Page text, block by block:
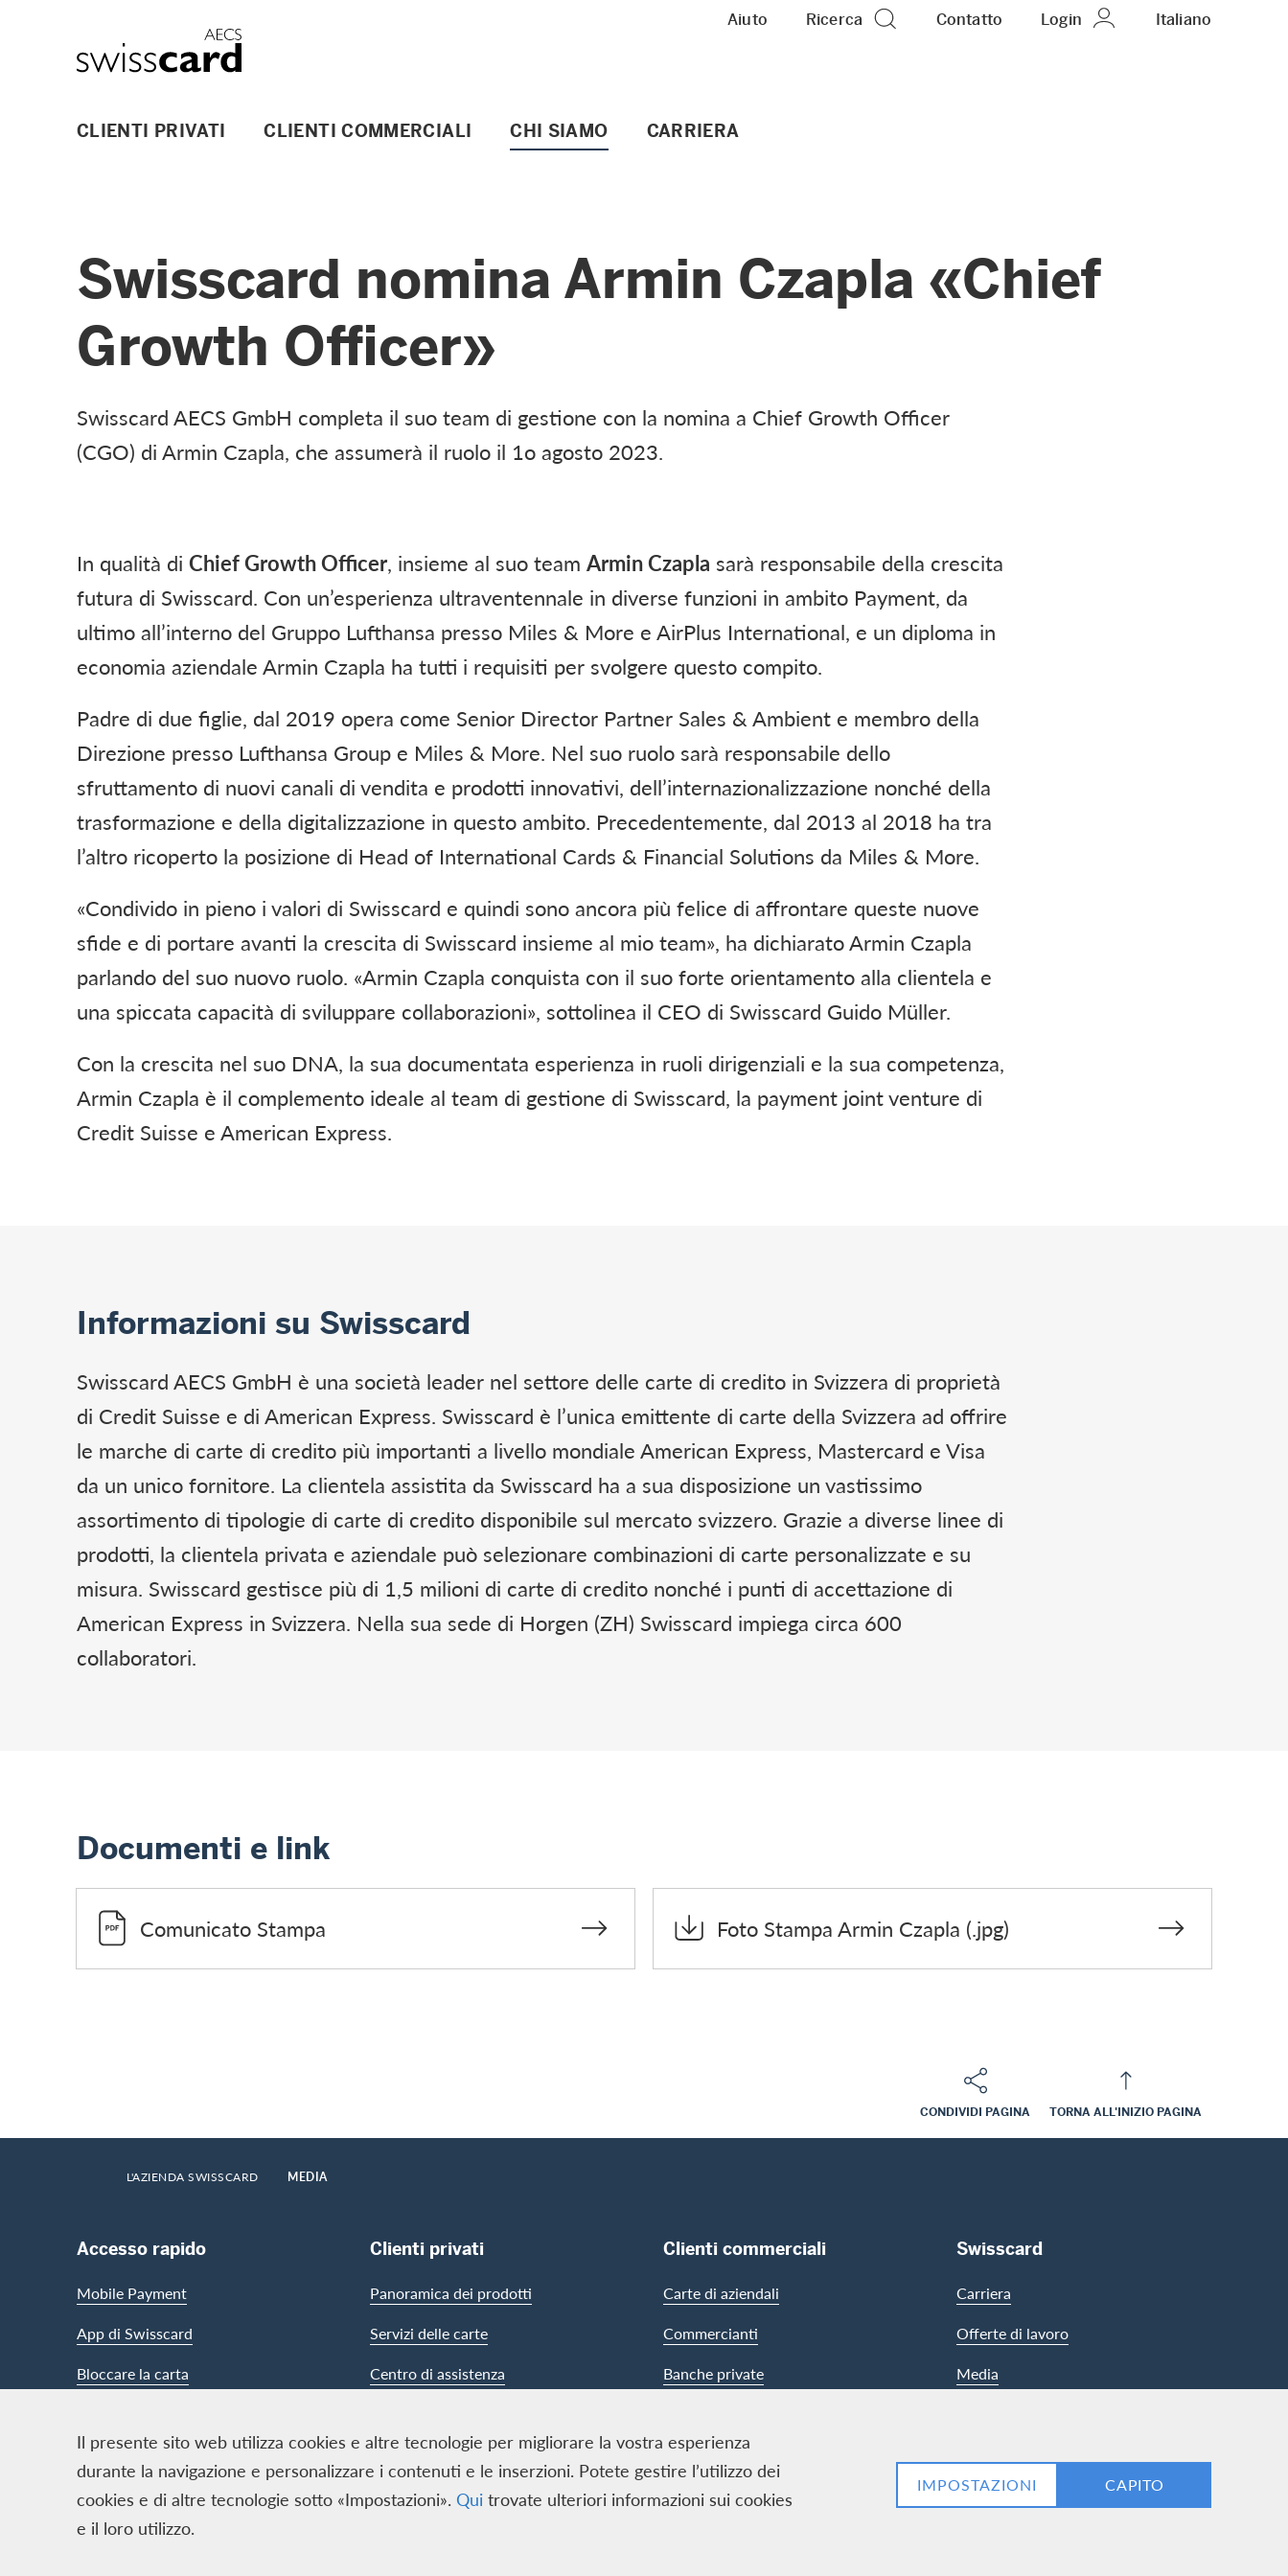
Il presente sito web utilizza cookies e altre tecnologie per migliorare la vostra esperienza
durante la navigazione e personalizzare i contenuti e le inserzioni. Potete gestire l’utilizzo dei
cookies e di altre tecnologie sotto «Impostazioni». Qui trovate ulteriori informazioni sui cookies
e il loro utilizzo.
IMPOSTAZIONI CAPITO
Aiuto Ricerca Contatto Login IT
Italiano
Navigazione principale
CLIENTI PRIVATI CLIENTI COMMERCIALI CHI SIAMO CARRIERA
Swisscard nomina Armin Czapla «Chief
Growth Officer»
Swisscard AECS GmbH completa il suo team di gestione con la nomina a Chief Growth Officer
(CGO) di Armin Czapla, che assumerà il ruolo il 1o agosto 2023.
In qualità di Chief Growth Officer, insieme al suo team Armin Czapla sarà responsabile della crescita
futura di Swisscard. Con un’esperienza ultraventennale in diverse funzioni in ambito Payment, da
ultimo all’interno del Gruppo Lufthansa presso Miles & More e AirPlus International, e un diploma in
economia aziendale Armin Czapla ha tutti i requisiti per svolgere questo compito.
Padre di due figlie, dal 2019 opera come Senior Director Partner Sales & Ambient e membro della
Direzione presso Lufthansa Group e Miles & More. Nel suo ruolo sarà responsabile dello
sfruttamento di nuovi canali di vendita e prodotti innovativi, dell’internazionalizzazione nonché della
trasformazione e della digitalizzazione in questo ambito. Precedentemente, dal 2013 al 2018 ha tra
l’altro ricoperto la posizione di Head of International Cards & Financial Solutions da Miles & More.
«Condivido in pieno i valori di Swisscard e quindi sono ancora più felice di affrontare queste nuove
sfide e di portare avanti la crescita di Swisscard insieme al mio team», ha dichiarato Armin Czapla
parlando del suo nuovo ruolo. «Armin Czapla conquista con il suo forte orientamento alla clientela e
una spiccata capacità di sviluppare collaborazioni», sottolinea il CEO di Swisscard Guido Müller.
Con la crescita nel suo DNA, la sua documentata esperienza in ruoli dirigenziali e la sua competenza,
Armin Czapla è il complemento ideale al team di gestione di Swisscard, la payment joint venture di
Credit Suisse e American Express.
Informazioni su Swisscard
Swisscard AECS GmbH è una società leader nel settore delle carte di credito in Svizzera di proprietà
di Credit Suisse e di American Express. Swisscard è l’unica emittente di carte della Svizzera ad offrire
le marche di carte di credito più importanti a livello mondiale American Express, Mastercard e Visa
da un unico fornitore. La clientela assistita da Swisscard ha a sua disposizione un vastissimo
assortimento di tipologie di carte di credito disponibile sul mercato svizzero. Grazie a diverse linee di
prodotti, la clientela privata e aziendale può selezionare combinazioni di carte personalizzate e su
misura. Swisscard gestisce più di 1,5 milioni di carte di credito nonché i punti di accettazione di
American Express in Svizzera. Nella sua sede di Horgen (ZH) Swisscard impiega circa 600
collaboratori.
Documenti e link
Comunicato Stampa Foto Stampa Armin Czapla (.jpg)
CONDIVIDI PAGINA TORNA ALL'INIZIO PAGINA
Footer
L'AZIENDA SWISSCARD MEDIA
Footer Navigation
Accesso rapido
Mobile Payment
App di Swisscard
Bloccare la carta
Clienti privati
Panoramica dei prodotti
Servizi delle carte
Centro di assistenza
Clienti commerciali
Carte di aziendali
Commercianti
Banche private
Swisscard
Carriera
Offerte di lavoro
Media
Contact & Social channels
LinkedInFacebook
Logo e avvertenze legali